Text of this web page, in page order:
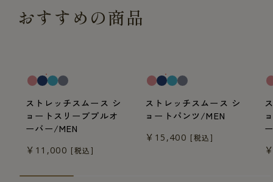
おすすめの商品
ストレッチスムース シ
ョートスリーブプルオ
ーバー/MEN
￥11,000 [税込]
ストレッチスムース シ
ョートパンツ/MEN
￥15,400 [税込]